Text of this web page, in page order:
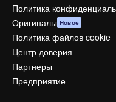
Политика
Оригиналы Новое
Политика файлов cookie
Центр доверия
Партнеры
Предприятие